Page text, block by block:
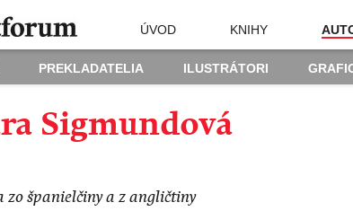
ÚVOD KNIHY
PREKLADATELIA ILUSTRÁTORI
Sigmundová
španielčiny a z angličtiny